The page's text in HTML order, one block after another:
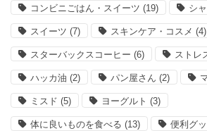
コンビニごはん・スイーツ (19) シ
スイーツ (7) スキンケア・コスメ (4)
スターバックスコーヒー (6) ストレ
ハッカ油 (2) パン屋さん (2)
ミスド (5) ヨーグルト (3)
体に良いものを食べる (13) 便利グ